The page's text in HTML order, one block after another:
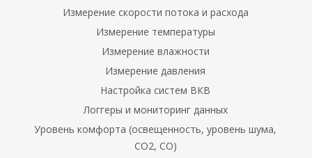
Измерение скорости потока и расхода
Измерение температуры
Измерение влажности
Измерение давления
Настройка систем ВКВ
Логгеры и мониторинг данных
Уровень комфорта (освещенность, уровень шума,
CO2, CO)